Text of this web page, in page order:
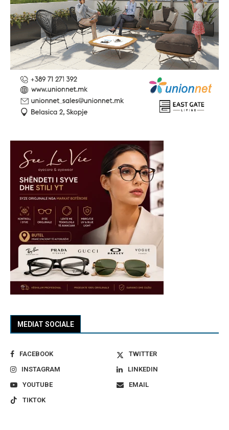
MEDIAT SOCIALE
FACEBOOK
TWITTER
INSTAGRAM
LINKEDIN
YOUTUBE
EMAIL
TIKTOK